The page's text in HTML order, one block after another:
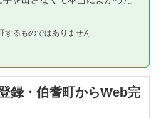
するものではありません
録・伯耆町からWeb完